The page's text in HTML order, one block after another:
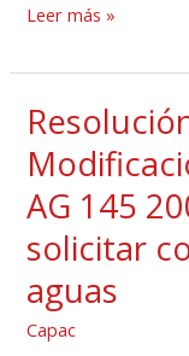
a
Administradores
Regionales
ANAM
para
imponer
GO
24646
Leer más »
AG 145
solicitar
aguas
Capac
Resolución
AG
494
de
2005
de
la